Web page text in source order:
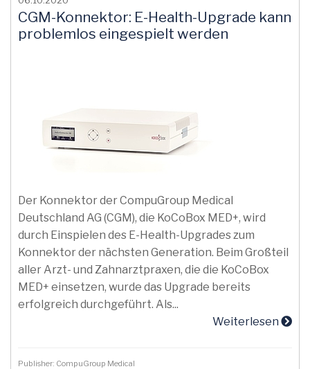
CGM-Konnektor: E-Health-Upgrade kann
problemlos eingespielt werden
Der Konnektor der CompuGroup Medical
Deutschland AG (CGM), die KoCoBox MED+, wird
durch Einspielen des E-Health-Upgrades zum
Konnektor der nächsten Generation. Beim Großteil
aller Arzt- und Zahnarztpraxen, die die KoCoBox
MED+ einsetzen, wurde das Upgrade bereits
erfolgreich durchgeführt. Als...
Weiterlesen
Publisher: CompuGroup Medical